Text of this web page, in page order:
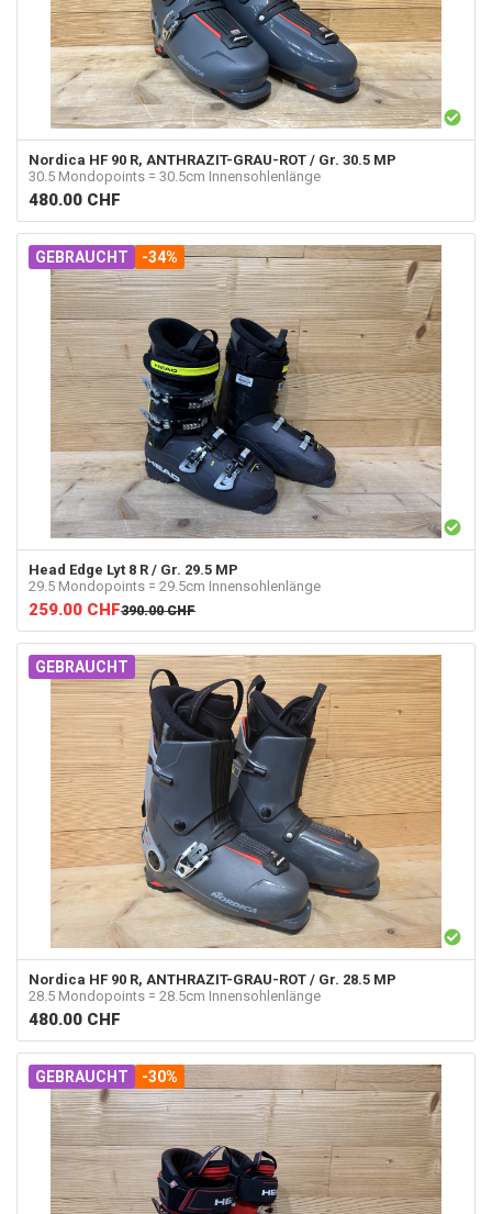
Nordica HF 90 R, ANTHRAZIT-GRAU-ROT / Gr. 30.5 MP
30.5 Mondopoints = 30.5cm Innensohlenlänge
480.00 CHF
GEBRAUCHT -34%
Head Edge Lyt 8 R / Gr. 29.5 MP
29.5 Mondopoints = 29.5cm Innensohlenlänge
259.00 CHF390.00 CHF
GEBRAUCHT
Nordica HF 90 R, ANTHRAZIT-GRAU-ROT / Gr. 28.5 MP
28.5 Mondopoints = 28.5cm Innensohlenlänge
480.00 CHF
GEBRAUCHT -30%